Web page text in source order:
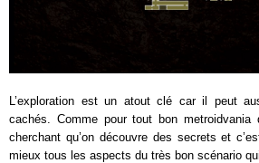
L’exploration est un atout clé car il peut
cachés. Comme pour tout bon metroidvania
cherchant qu’on découvre des secrets et
mieux tous les aspects du très bon scénario